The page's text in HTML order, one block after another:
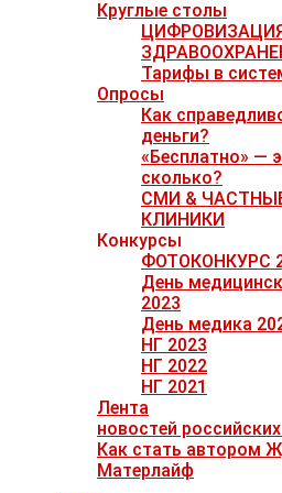
Круглые столы
Тарифы в
Опросы
Как
деньги?
«Бесплатно» —
сколько?
СМИ &
КЛИНИКИ
Конкурсы
ФОТОКОНКУРС
День
2023
День медика
НГ 2023
НГ 2022
НГ 2021
Лента
новостей
Как стать автором
Матерлайф